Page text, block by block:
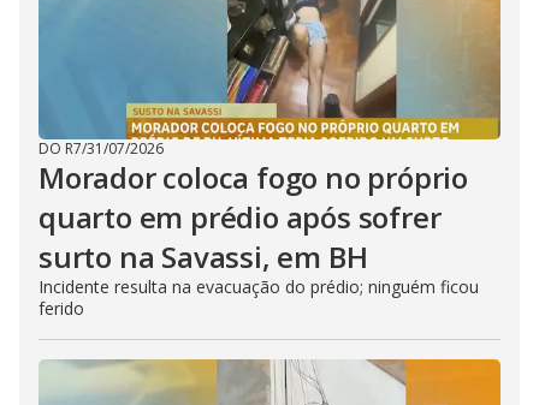
DO R7/31/07/2026
Morador coloca fogo no próprio
quarto em prédio após sofrer
surto na Savassi, em BH
Incidente resulta na evacuação do prédio; ninguém ficou
ferido